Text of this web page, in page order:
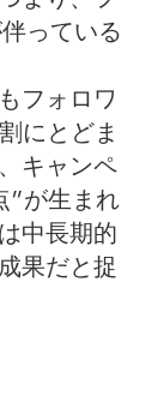
っている
フォロワ
にとどま
キャンペ
”が生まれ
中長期的
果だと捉